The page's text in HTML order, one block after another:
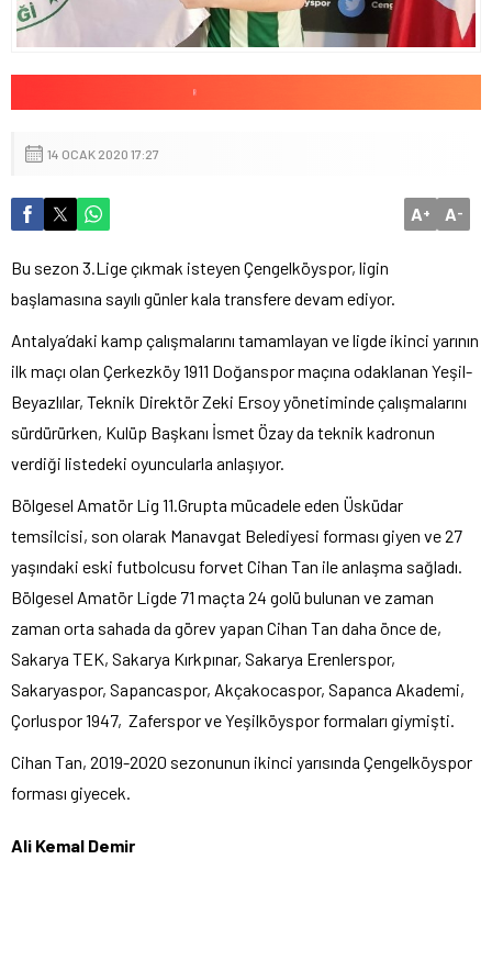
14 OCAK 2020 17:27
A+ A-
Bu sezon 3.Lige çıkmak isteyen Çengelköyspor, ligin
başlamasına sayılı günler kala transfere devam ediyor.
Antalya’daki kamp çalışmalarını tamamlayan ve ligde ikinci yarının
ilk maçı olan Çerkezköy 1911 Doğanspor maçına odaklanan Yeşil-
Beyazlılar, Teknik Direktör Zeki Ersoy yönetiminde çalışmalarını
sürdürürken, Kulüp Başkanı İsmet Özay da teknik kadronun
verdiği listedeki oyuncularla anlaşıyor.
Bölgesel Amatör Lig 11.Grupta mücadele eden Üsküdar
temsilcisi, son olarak Manavgat Belediyesi forması giyen ve 27
yaşındaki eski futbolcusu forvet Cihan Tan ile anlaşma sağladı.
Bölgesel Amatör Ligde 71 maçta 24 golü bulunan ve zaman
zaman orta sahada da görev yapan Cihan Tan daha önce de,
Sakarya TEK, Sakarya Kırkpınar, Sakarya Erenlerspor,
Sakaryaspor, Sapancaspor, Akçakocaspor, Sapanca Akademi,
Çorluspor 1947, Zaferspor ve Yeşilköyspor formaları giymişti.
Cihan Tan, 2019-2020 sezonunun ikinci yarısında Çengelköyspor
forması giyecek.
Ali Kemal Demir